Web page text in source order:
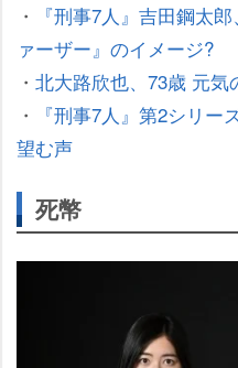
・
『刑事7人』吉田鋼太
ァーザー』のイメージ?
・ 北大路欣也、73歳 元気
・
『刑事7人』第2シリ
望む声
死幣